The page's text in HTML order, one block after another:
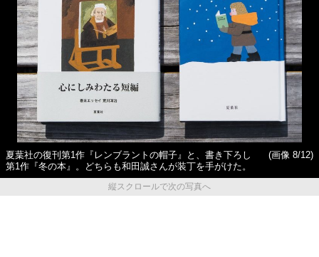
夏葉社の復刊第1作『レンブラントの帽子』と、書き下ろし
第1作『冬の本』。どちらも和田誠さんが装丁を手がけた。
(画像 8/12)
縦スクロールで次の写真へ